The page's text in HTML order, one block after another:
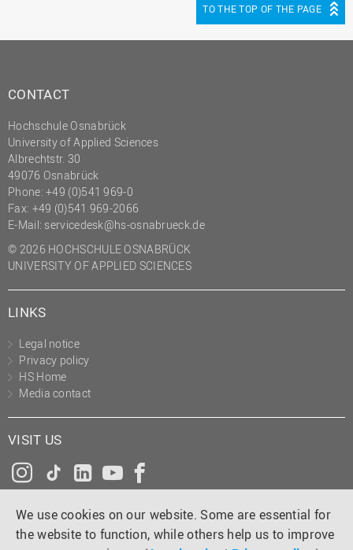
We use cookies on our website. Some are essential for
the website to function, while others help us to improve
TO THE TOP OF THE PAGE
CONTACT
Hochschule Osnabrück
University of Applied Sciences
Albrechtstr. 30
49076 Osnabrück
Phone: +49 (0)541 969-0
Fax: +49 (0)541 969-2066
E-Mail: servicedesk@hs-osnabrueck.de
© 2026 HOCHSCHULE OSNABRÜCK
UNIVERSITY OF APPLIED SCIENCES
LINKS
Legal notice
Privacy policy
HS Home
Media contact
VISIT US
Instagram
Tiktok
LinkedInYouTube